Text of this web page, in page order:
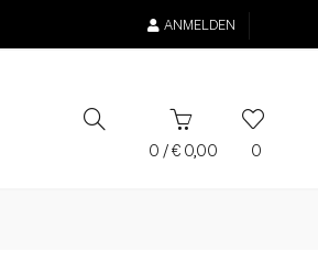
ANMELDEN
0 /€ 0,00 0